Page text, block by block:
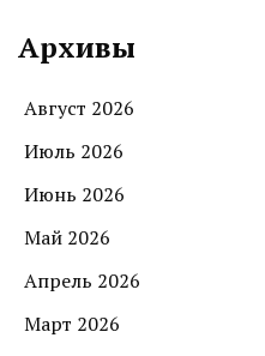
Архивы
Август 2026
Июль 2026
Июнь 2026
Май 2026
Апрель 2026
Март 2026